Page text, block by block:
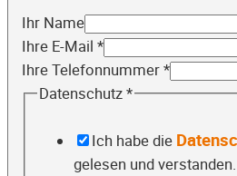
Ihr Name
Ihre E-Mail *
Ihre Telefonnummer*
Datenschutz*
Ich habe die
gelesen und verstanden.